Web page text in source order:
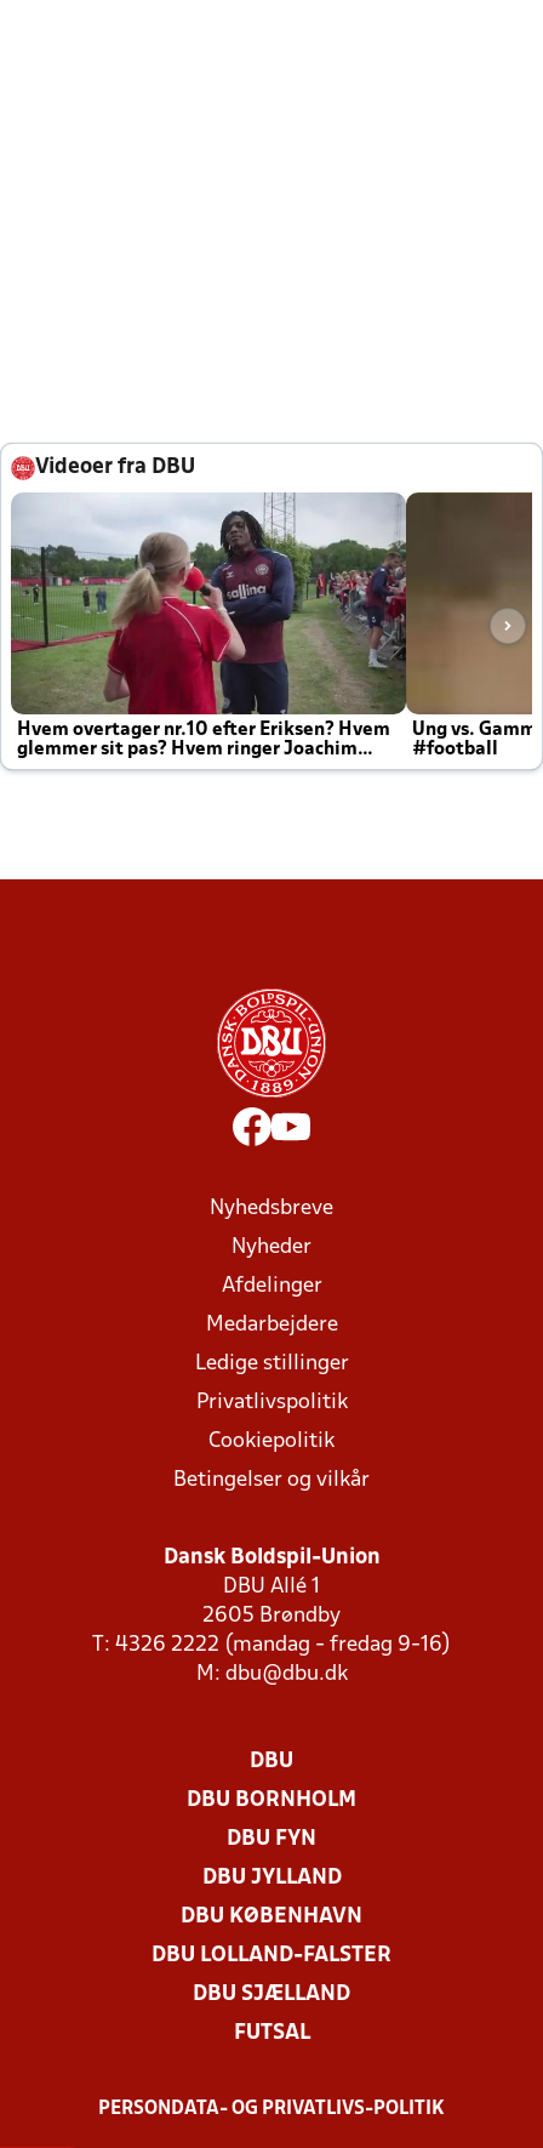
Videoer fra DBU
Hvem overtager nr.10 efter Eriksen? Hvem
glemmer sit pas? Hvem ringer Joachim
altid til efter kampe?
Ung vs.
#football
Nyhedsbreve
Nyheder
Afdelinger
Medarbejdere
Ledige stillinger
Privatlivspolitik
Cookiepolitik
Betingelser og vilkår
Dansk Boldspil-Union
DBU Allé 1
2605 Brøndby
T: 4326 2222 (mandag - fredag 9-16)
M: dbu@dbu.dk
DBU
DBU BORNHOLM
DBU FYN
DBU JYLLAND
DBU KØBENHAVN
DBU LOLLAND-FALSTER
DBU SJÆLLAND
FUTSAL
PERSONDATA- OG PRIVATLIVS-POLITIK